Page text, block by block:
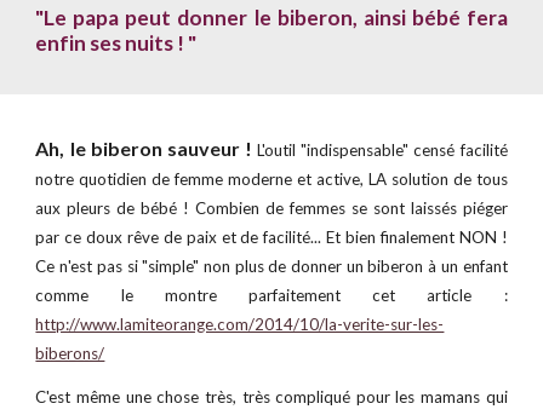
"Le papa peut donner le biberon, ainsi bébé fera
enfin ses nuits ! "
Ah, le biberon sauveur ! L'outil "indispensable" censé facilité
notre quotidien de femme moderne et active, LA solution de tous
aux pleurs de bébé ! Combien de femmes se sont laissés piéger
par ce doux rêve de paix et de facilité... Et bien finalement NON !
Ce n'est pas si "simple" non plus de donner un biberon à un enfant
comme le montre parfaitement cet article :
http://www.lamiteorange.com/2014/10/la-verite-sur-les-
biberons/
C'est même une chose très, très compliqué pour les mamans qui